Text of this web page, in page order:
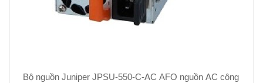
Bộ nguồn Juniper JPSU-550-C-AC AFO nguồn AC công